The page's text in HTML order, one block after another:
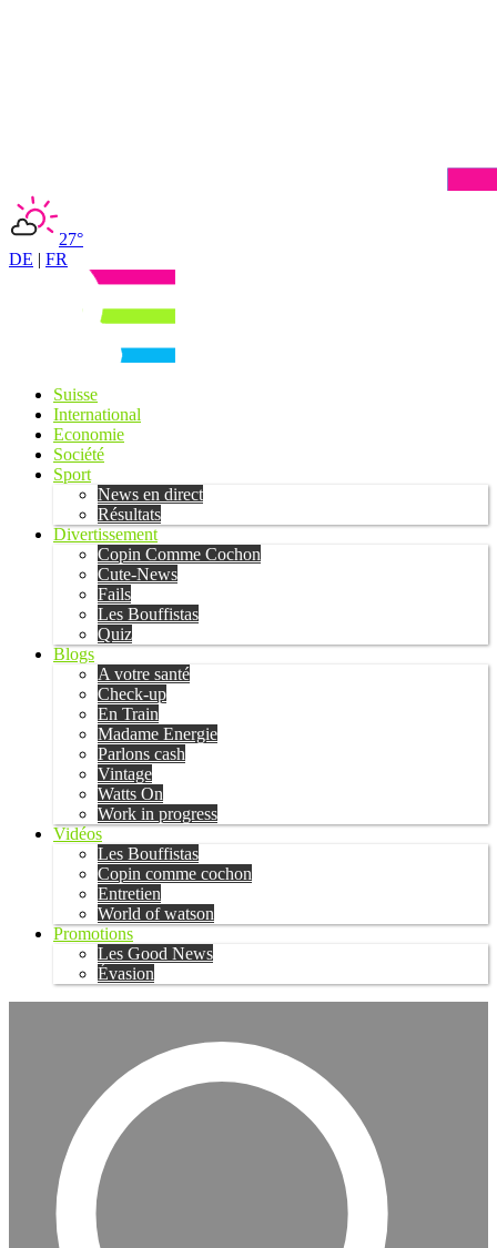
27°
DE | FR
Suisse
International
Economie
Société
Sport
News en direct
Résultats
Divertissement
Copin Comme Cochon
Cute-News
Fails
Les Bouffistas
Quiz
Blogs
A votre santé
Check-up
En Train
Madame Energie
Parlons cash
Vintage
Watts On
Work in progress
Vidéos
Les Bouffistas
Copin comme cochon
Entretien
World of watson
Promotions
Les Good News
Évasion